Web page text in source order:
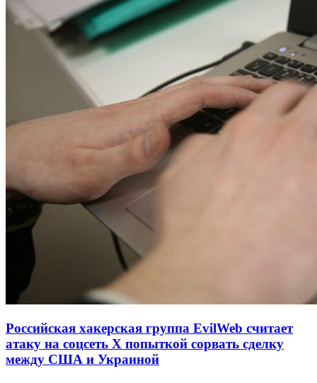
Российская хакерская группа EvilWeb считает
атаку на соцсеть Х попыткой сорвать сделку
между США и Украиной